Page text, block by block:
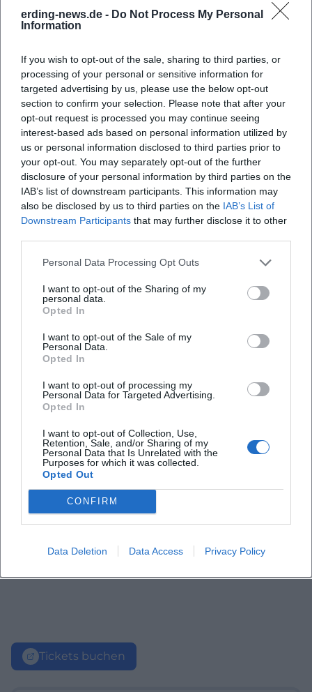
erding-news.de - Do Not Process My Personal
Information
If you wish to opt-out of the sale, sharing to third parties, or
processing of your personal or sensitive information for
targeted advertising by us, please use the below opt-out
section to confirm your selection. Please note that after your
opt-out request is processed you may continue seeing
interest-based ads based on personal information utilized by
us or personal information disclosed to third parties prior to
your opt-out. You may separately opt-out of the further
disclosure of your personal information by third parties on the
IAB’s list of downstream participants. This information may
also be disclosed by us to third parties on the IAB’s List of
Downstream Participants that may further disclose it to other
Personal Data Processing Opt Outs
I want to opt-out of the Sharing of my
personal data.
Opted In
I want to opt-out of the Sale of my
Personal Data.
Opted In
I want to opt-out of processing my
Personal Data for Targeted Advertising.
Opted In
I want to opt-out of Collection, Use,
Retention, Sale, and/or Sharing of my
Personal Data that Is Unrelated with the
Purposes for which it was collected.
Opted Out
CONFIRM
Data Deletion Data Access Privacy Policy
Häufig gestellte Fragen
Wann beginnt das Altstadtfest?
Wo findet das Fest statt?
Was erwartet die Besucher auf dem Fest?
Wie viel kostet der Eintritt zum Altstadtfest?
Tickets buchen